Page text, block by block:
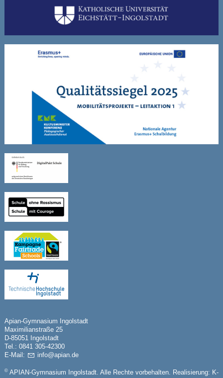
Apian-Gymnasium Ingolstadt
Maximilianstraße 25
D-85051 Ingolstadt
Tel.: 0841 305-42300
E-Mail:
nf p n d
©APIAN-Gymnasium Ingolstadt. Alle Rechte vorbehalten. Realisierung: K-